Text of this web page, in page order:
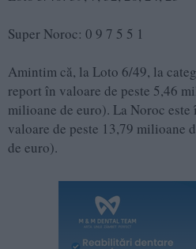
Super Noroc: 0 9 7 5 5 1
Amintim că, la Loto 6/49, la
report în valoare de peste 5,46
milioane de euro). La Noroc
valoare de peste 13,79 milioane
de euro).